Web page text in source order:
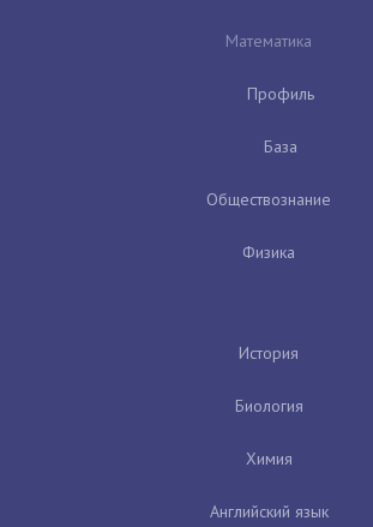
Математика
Профиль
База
Обществознание
Физика
История
Биология
Химия
Английский язык